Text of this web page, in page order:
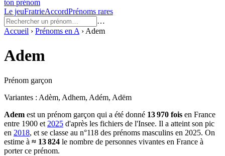
ton prénom
Le jeuFratrieAccordPrénoms rares
…
Accueil › Prénoms en A › Adem
Adem
Prénom garçon
Variantes : Adèm, Adhem, Adém, Adëm
Adem est un prénom garçon qui a été donné 13 970 fois en France
entre 1900 et 2025 d'après les fichiers de l'Insee. Il a atteint son pic
en 2018, et se classe au n°118 des prénoms masculins en 2025. On
estime à ≈ 13 824 le nombre de personnes vivantes en France à
porter ce prénom.